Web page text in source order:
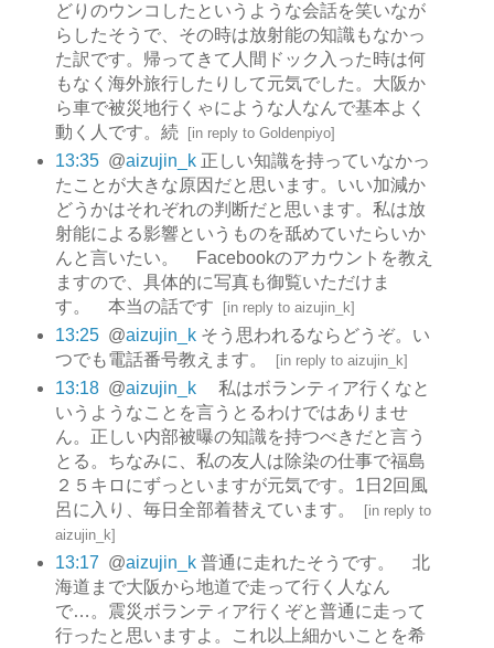
どりのウンコしたというような会話を笑いなが
らしたそうで、その時は放射能の知識もなかっ
た訳です。帰ってきて人間ドック入った時は何
もなく海外旅行したりして元気でした。大阪か
ら車で被災地行くゃにような人なんで基本よく
動く人です。続[in reply to Goldenpiyo]
13:35 @aizujin_k正しい知識を持っていなかっ
たことが大きな原因だと思います。いい加減か
どうかはそれぞれの判断だと思います。私は放
射能による影響というものを舐めていたらいか
んと言いたい。 Facebookのアカウントを教え
ますので、具体的に写真も御覧いただけま
す。 本当の話です [in reply to aizujin_k]
13:25 @aizujin_kそう思われるならどうぞ。い
つでも電話番号教えます。
[in reply to aizujin_k]
13:18 @aizujin_k私はボランティア行くなと
いうようなことを言うとるわけではありませ
ん。正しい内部被曝の知識を持つべきだと言う
とる。ちなみに、私の友人は除染の仕事で福島
２５キロにずっといますが元気です。1日2回風
呂に入り、毎日全部着替えています。
[in reply to
aizujin_k]
13:17 @aizujin_k普通に走れたそうです。 北
海道まで大阪から地道で走って行く人なん
で…。震災ボランティア行くぞと普通に走って
行ったと思いますよ。これ以上細かいことを希